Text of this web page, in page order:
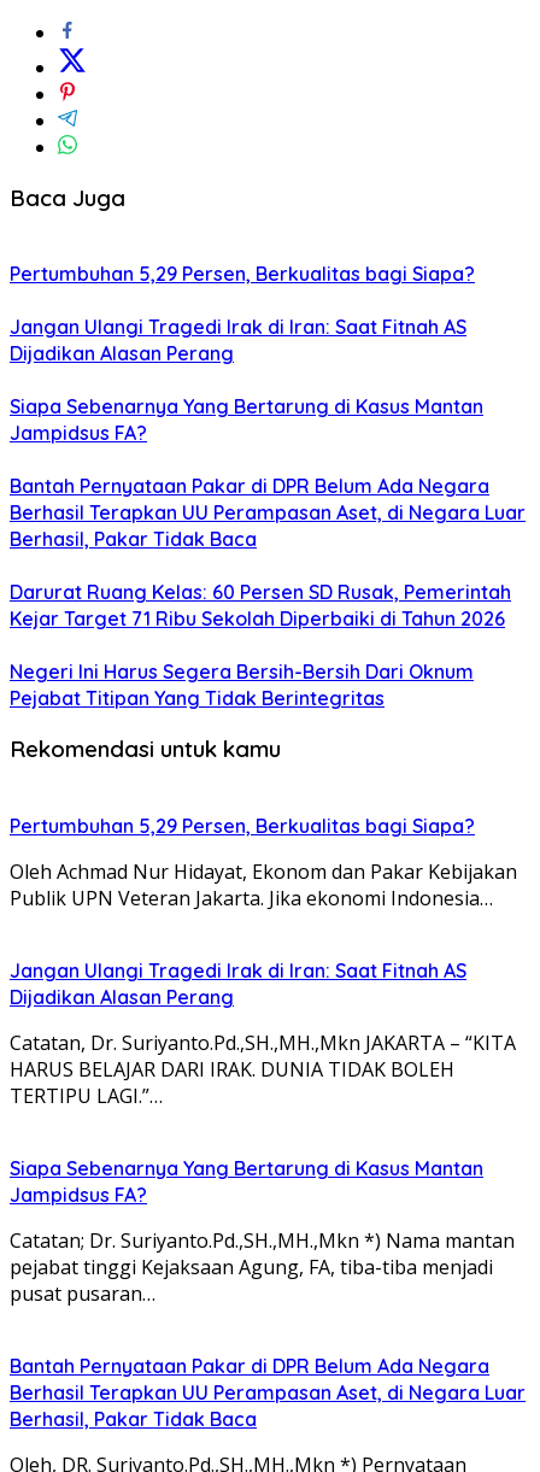
Baca Juga
Pertumbuhan 5,29 Persen, Berkualitas bagi Siapa?
Jangan Ulangi Tragedi Irak di Iran: Saat Fitnah AS
Dijadikan Alasan Perang
Siapa Sebenarnya Yang Bertarung di Kasus Mantan
Jampidsus FA?
Bantah Pernyataan Pakar di DPR Belum Ada Negara
Berhasil Terapkan UU Perampasan Aset, di Negara Luar
Berhasil, Pakar Tidak Baca
Darurat Ruang Kelas: 60 Persen SD Rusak, Pemerintah
Kejar Target 71 Ribu Sekolah Diperbaiki di Tahun 2026
Negeri Ini Harus Segera Bersih-Bersih Dari Oknum
Pejabat Titipan Yang Tidak Berintegritas
Rekomendasi untuk kamu
Pertumbuhan 5,29 Persen, Berkualitas bagi Siapa?
Oleh Achmad Nur Hidayat, Ekonom dan Pakar Kebijakan
Publik UPN Veteran Jakarta. Jika ekonomi Indonesia…
Jangan Ulangi Tragedi Irak di Iran: Saat Fitnah AS
Dijadikan Alasan Perang
Catatan, Dr. Suriyanto.Pd.,SH.,MH.,Mkn JAKARTA – “KITA
HARUS BELAJAR DARI IRAK. DUNIA TIDAK BOLEH
TERTIPU LAGI.”…
Siapa Sebenarnya Yang Bertarung di Kasus Mantan
Jampidsus FA?
Catatan; Dr. Suriyanto.Pd.,SH.,MH.,Mkn *) Nama mantan
pejabat tinggi Kejaksaan Agung, FA, tiba-tiba menjadi
pusat pusaran…
Bantah Pernyataan Pakar di DPR Belum Ada Negara
Berhasil Terapkan UU Perampasan Aset, di Negara Luar
Berhasil, Pakar Tidak Baca
Oleh, DR. Suriyanto.Pd.,SH.,MH.,Mkn *) Pernyataan